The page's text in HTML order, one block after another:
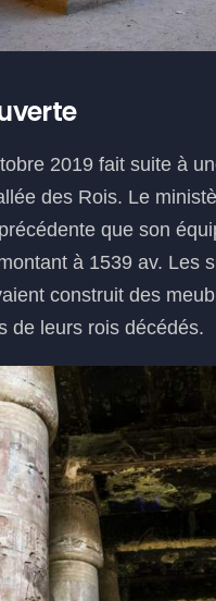
2019 fait suite à
des Rois. Le
que son
à 1539 av. Les
construit des
de leurs rois décédés.